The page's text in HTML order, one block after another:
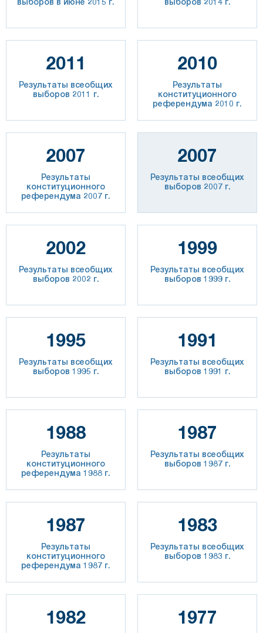
2011
Результаты всеобщих
выборов 2011 г.
2010
Результаты
конституционного
референдума 2010 г.
2007
Результаты
конституционного
референдума 2007 г.
2007
Результаты всеобщих
выборов 2007 г.
2002
Результаты всеобщих
выборов 2002 г.
1999
Результаты всеобщих
выборов 1999 г.
1995
Результаты всеобщих
выборов 1995 г.
1991
Результаты всеобщих
выборов 1991 г.
1988
Результаты
конституционного
референдума 1988 г.
1987
Результаты всеобщих
выборов 1987 г.
1987
Результаты
конституционного
референдума 1987 г.
1983
Результаты всеобщих
выборов 1983 г.
1982 1977